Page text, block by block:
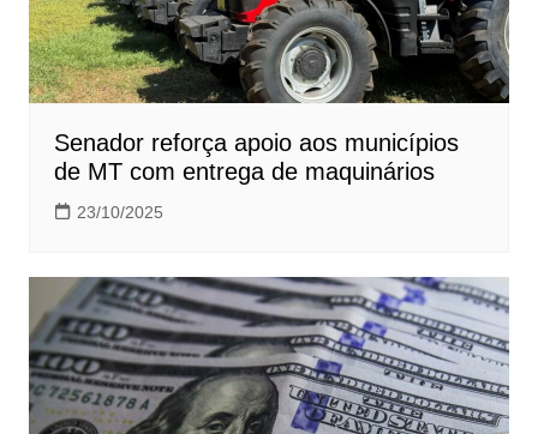
Senador reforça apoio aos municípios
de MT com entrega de maquinários
23/10/2025